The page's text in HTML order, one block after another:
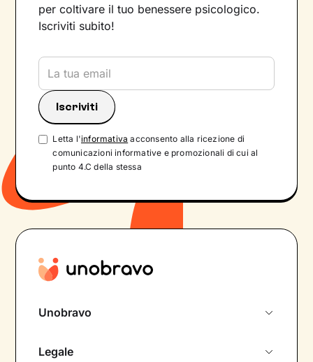
per coltivare il tuo benessere psicologico.
Iscriviti subito!
Letta l'informativa acconsento alla ricezione di
comunicazioni informative e promozionali di cui al
punto 4.C della stessa
Unobravo
Legale